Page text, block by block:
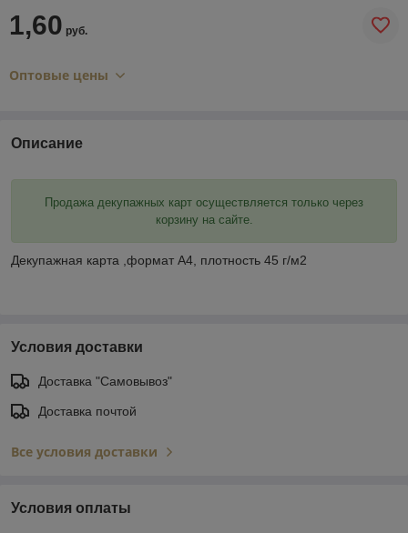
1,60 руб.
Оптовые цены
Описание
Продажа декупажных карт осуществляется только через
корзину на сайте.
Декупажная карта ,формат А4, плотность 45 г/м2
Условия доставки
Доставка "Самовывоз"
Доставка почтой
Все условия доставки
Условия оплаты